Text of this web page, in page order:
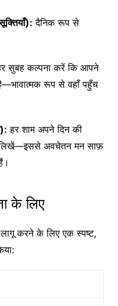
दैनिक रूप से
सुबह कल्पना करें कि आपने
रूप से वहाँ पहुँच
हर शाम अपने दिन की
लिखें—इससे अवचेतन मन साफ़
के लिए
करने के लिए एक स्पष्ट,